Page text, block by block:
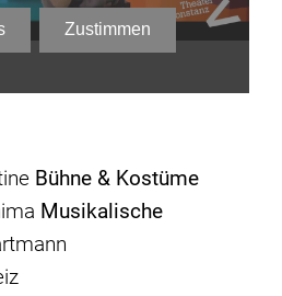
Bühne & Kostüme
Musikalische